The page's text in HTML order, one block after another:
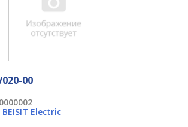
00
BEISIT Electric